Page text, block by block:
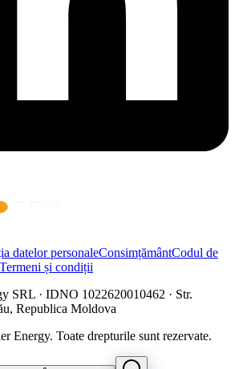
datelor personaleConsimțământCodul de
Termeni și condiții
SRL · IDNO 1022620010462 · Str.
Republica Moldova
Energy. Toate drepturile sunt rezervate.